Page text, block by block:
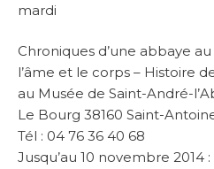
mardi
Chroniques d’une abbaye
l’âme et le corps – Histoire
au Musée de Saint-André-
Le Bourg 38160 Saint-
Tél : 04 76 36 40 68
Jusqu’au 10 novembre 2014